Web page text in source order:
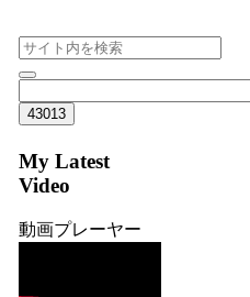
My Latest
Video
動画プレーヤー